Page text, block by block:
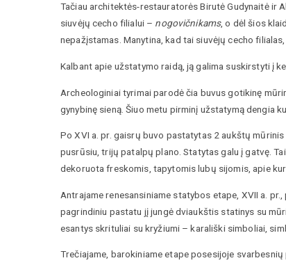
Tačiau architektės-restauratorės Birutė Gudynaitė ir
siuvėjų cecho filialui – nogovičnikams, o dėl šios
nepažįstamas. Manytina, kad tai siuvėjų cecho
Kalbant apie užstatymo raidą, ją galima suskirstyti į
Archeologiniai tyrimai parodė čia buvus gotikinę
gynybinę sieną. Šiuo metu pirminį užstatymą dengia
Po XVI a. pr. gaisrų buvo pastatytas 2 aukštų
pusrūsiu, trijų patalpų plano. Statytas galu į gatvę.
dekoruota freskomis, tapytomis lubų sijomis, apie
Antrajame renesansiniame statybos etape, XVII a.
pagrindiniu pastatu jį jungė dviaukštis statinys su
esantys skrituliai su kryžiumi – karališki simboliai,
Trečiajame, barokiniame etape posesijoje